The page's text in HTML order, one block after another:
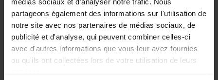
partageons également des informations sur l'utilisation de
notre site avec nos partenaires de médias sociaux, de
publicité et d'analyse, qui peuvent combiner celles-ci
avec d'autres informations que vous leur avez fournies
ou qu'ils ont collectées lors de votre utilisation de leurs
Jochen Roef Jozefien De Feyter
Carolien Boom
Couverture souple
2025 200
€29,99